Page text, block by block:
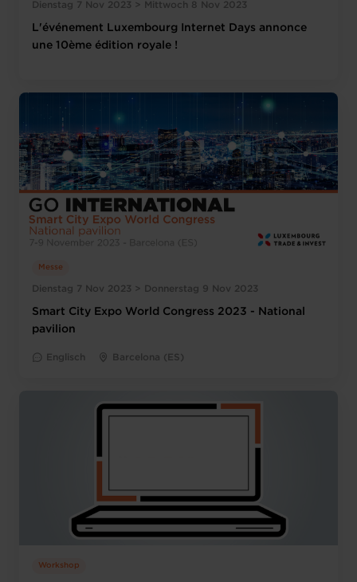
Dienstag 7 Nov 2023 > Mittwoch 8 Nov 2023
L'événement Luxembourg Internet Days annonce
une 10ème édition royale !
Dienstag 7 Nov 2023 > Donnerstag 9 Nov 2023
Messe
Smart City Expo World Congress 2023 - National
pavilion
Englisch Barcelona (ES)
Workshop